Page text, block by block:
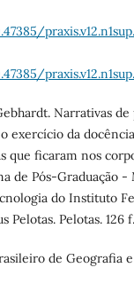
Narrativas de
exercício da
que ficaram nos
de Pós-Graduação
do Instituto
Pelotas. Pelotas. 126
de Geografia e